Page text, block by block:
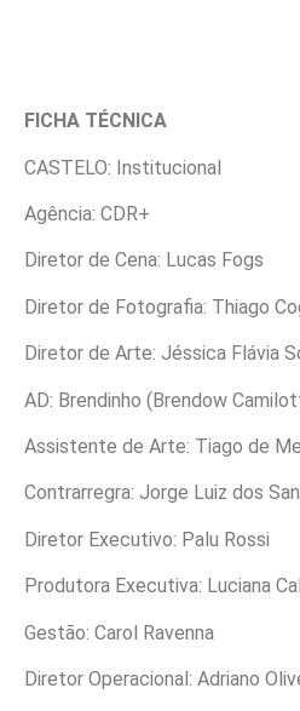
FICHA TÉCNICA
CASTELO: Institucional
Agência: CDR+
Diretor de Cena: Lucas Fogs
Diretor de Fotografia: Thiago
Diretor de Arte: Jéssica Flávia
AD: Brendinho (Brendow
Assistente de Arte: Tiago de
Contrarregra: Jorge Luiz dos
Diretor Executivo: Palu Rossi
Produtora Executiva: Luciana
Gestão: Carol Ravenna
Diretor Operacional: Adriano